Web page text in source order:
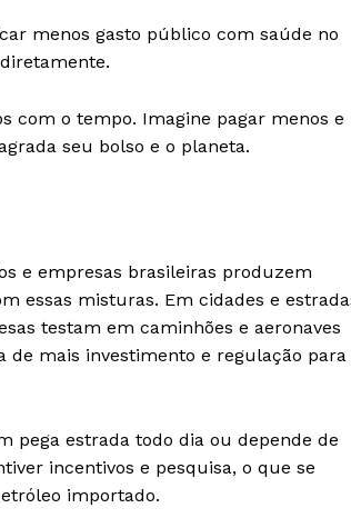
menos gasto público com saúde no
com o tempo. Imagine pagar menos e
seu bolso e o planeta.
e empresas brasileiras produzem
essas misturas. Em cidades e
testam em caminhões e aeronaves
de mais investimento e regulação para
pega estrada todo dia ou depende de
incentivos e pesquisa, o que se
importado.